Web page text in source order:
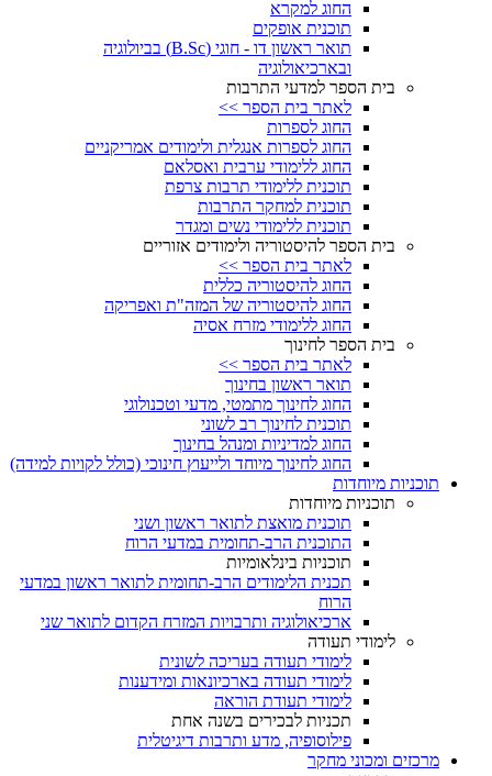
החוג למקרא
תוכנית אופקים
תואר ראשון דו - חוגי (B.Sc) בביולוגיה
ובארכיאולוגיה
בית הספר למדעי התרבות
לאתר בית הספר >>
החוג לספרות
החוג לספרות אנגלית ולימודים אמריקניים
החוג ללימודי ערבית ואסלאם
תוכנית ללימודי תרבות צרפת
תוכנית למחקר התרבות
תוכנית ללימודי נשים ומגדר
בית הספר להיסטוריה ולימודים אזוריים
לאתר בית הספר >>
החוג להיסטוריה כללית
החוג להיסטוריה של המזה"ת ואפריקה
החוג ללימודי מזרח אסיה
בית הספר לחינוך
לאתר בית הספר >>
תואר ראשון בחינוך
החוג לחינוך מתמטי, מדעי וטכנולוגי
תוכנית לחינוך רב לשוני
החוג למדיניות ומנהל בחינוך
החוג לחינוך מיוחד ולייעוץ חינוכי (כולל לקויות למידה)
תוכניות מיוחדות
תוכניות מיוחדות
תוכנית מואצת לתואר ראשון ושני
התוכנית הרב-תחומית במדעי הרוח
תוכניות בינלאומיות
תכנית הלימודים הרב-תחומית לתואר ראשון במדעי
הרוח
ארכיאולוגיה ותרבויות המזרח הקדום לתואר שני
לימודי תעודה
לימודי תעודה בעריכה לשונית
לימודי תעודה בארכיונאות ומידענות
לימודי תעודת הוראה
תכניות לבכירים בשנה אחת
פילוסופיה, מדע ותרבות דיגיטלית
מרכזים ומכוני מחקר